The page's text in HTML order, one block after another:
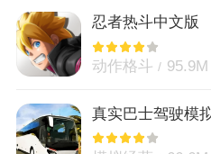
忍者热斗中文版
动作格斗 95.9M
真实巴士驾驶模
版